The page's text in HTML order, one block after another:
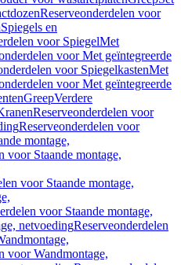
Reserveonderdelen voor
Spiegels en
voor SpiegelMet
voor Met geïntegreerde
voor SpiegelkastenMet
voor Met geïntegreerde
GreepVerdere
Reserveonderdelen voor
Reserveonderdelen voor
montage,
voor Staande montage,
voor Staande montage,
voor Staande montage,
netvoedingReserveonderdelen
voor Wandmontage,